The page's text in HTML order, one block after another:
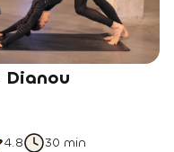
Dianou
4.8
30 min